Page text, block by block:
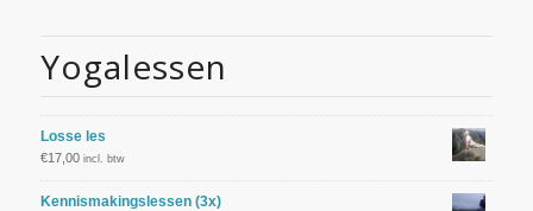
Yogalessen
Losse les
€17,00 incl. btw
Kennismakingslessen (3x)